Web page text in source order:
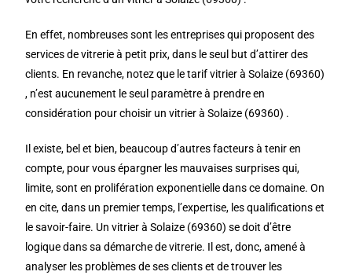
En effet, nombreuses sont les entreprises qui proposent des
services de vitrerie à petit prix, dans le seul but d’attirer des
clients. En revanche, notez que le tarif vitrier à Solaize (69360)
, n’est aucunement le seul paramètre à prendre en
considération pour choisir un vitrier à Solaize (69360) .
Il existe, bel et bien, beaucoup d’autres facteurs à tenir en
compte, pour vous épargner les mauvaises surprises qui,
limite, sont en prolifération exponentielle dans ce domaine. On
en cite, dans un premier temps, l’expertise, les qualifications et
le savoir-faire. Un vitrier à Solaize (69360) se doit d’être
logique dans sa démarche de vitrerie. Il est, donc, amené à
analyser les problèmes de ses clients et de trouver les